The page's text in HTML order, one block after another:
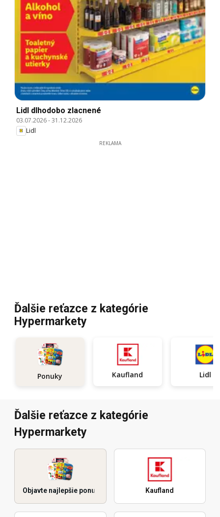
Lidl dlhodobo zlacnené
03.07.2026-31.12.2026
Lidl
REKLAMA
Ďalšie reťazce z kategórie
Hypermarkety
Ponuky Kaufland Lidl
Ďalšie reťazce z kategórie
Hypermarkety
Objavte najlepšie ponuky Kaufland